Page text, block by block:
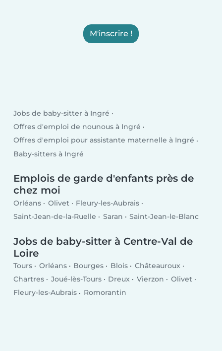
M'inscrire !
Jobs de baby-sitter à Ingré
Offres d'emploi de nounous à Ingré
Offres d'emploi pour assistante maternelle à Ingré
Baby-sitters à Ingré
Emplois de garde d'enfants près de
chez moi
Orléans Olivet
Fleury-les-Aubrais
Saint-Jean-de-la-Ruelle
Saran Saint-Jean-le-Blanc
Jobs de baby-sitter à Centre-Val de
Loire
Tours Orléans Bourges Blois
Châteauroux
Chartres
Joué-lès-Tours Dreux Vierzon
Olivet
Fleury-les-Aubrais
Romorantin